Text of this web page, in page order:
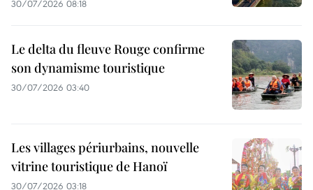
30/07/2026 08:18
Le delta du fleuve Rouge confirme
son dynamisme touristique
30/07/2026 03:40
Les villages périurbains, nouvelle
vitrine touristique de Hanoï
30/07/2026 03:18